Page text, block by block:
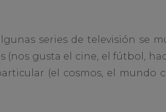
series de televisión se
gusta el cine, el fútbol,
(el cosmos, el mundo